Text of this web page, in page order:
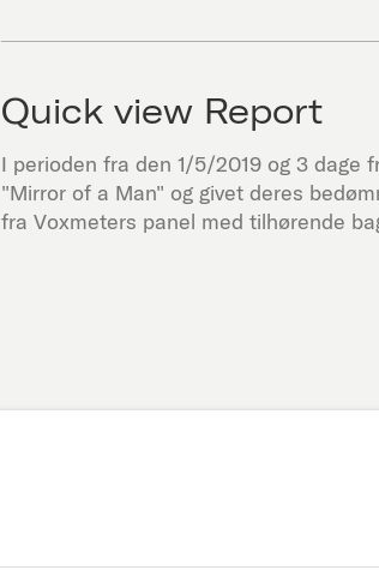
Quick view Report
I perioden fra den 1/5/2019 og 3 dage
"Mirror of a Man" og givet deres
fra Voxmeters panel med tilhørende